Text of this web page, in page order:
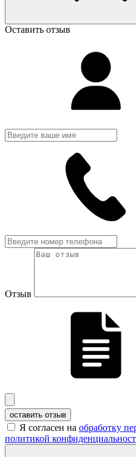
Оставить отзыв
Отзыв
оставить отзыв
Я согласен на обработку
политикой